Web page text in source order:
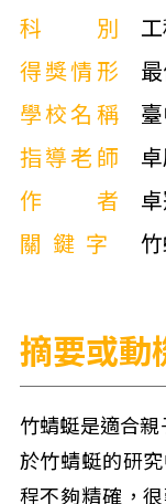
科別
得獎情形
學校名稱
指導老師
作者
關鍵字
摘要或動
竹蜻蜓是適合
於竹蜻蜓的研
程不夠精確，